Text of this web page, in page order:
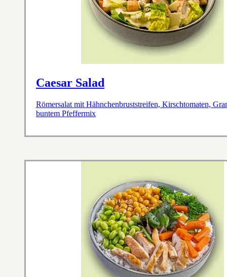
Caesar Salad
Römersalat mit Hähnchenbruststreifen, Kirschtomaten,
buntem Pfeffermix